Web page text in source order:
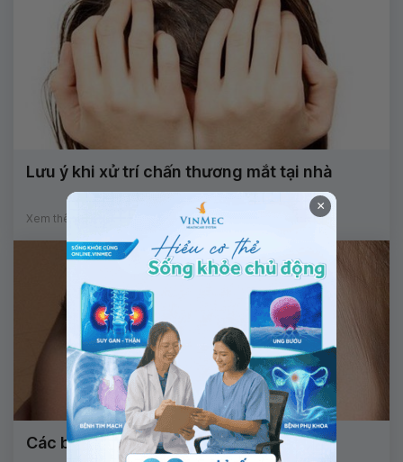
Lưu ý khi xử trí chấn thương mắt tại nhà
Xem thêm
Các bệnh lý thường gặp ở giác mạc
×